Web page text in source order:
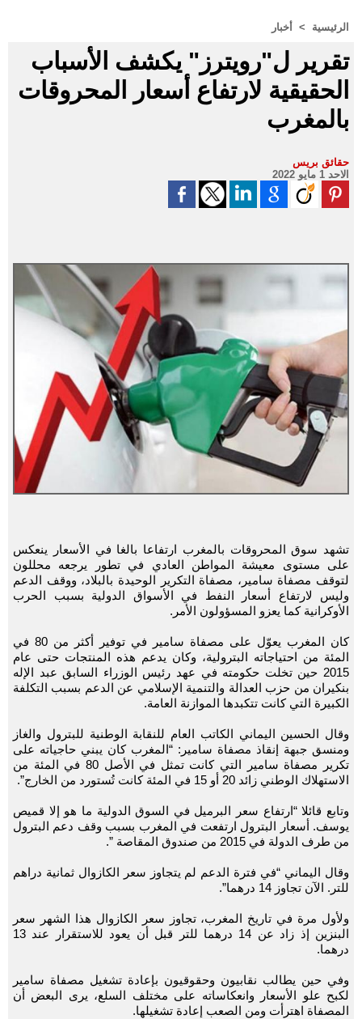
الرئيسية > أخبار
تقرير ل"رويترز" يكشف الأسباب
الحقيقية لارتفاع أسعار المحروقات
بالمغرب
حقائق بريس
الاحد 1 مايو 2022
تشهد سوق المحروقات بالمغرب ارتفاعا بالغا في الأسعار ينعكس
على مستوى معيشة المواطن العادي في تطور يرجعه محللون
لتوقف مصفاة سامير، مصفاة التكرير الوحيدة بالبلاد، ووقف الدعم
وليس لارتفاع أسعار النفط في الأسواق الدولية بسبب الحرب
الأوكرانية كما يعزو المسؤولون الأمر.
كان المغرب يعوّل على مصفاة سامير في توفير أكثر من 80 في
المئة من احتياجاته البترولية، وكان يدعم هذه المنتجات حتى عام
2015 حين تخلت حكومته في عهد رئيس الوزراء السابق عبد الإله
بنكيران من حزب العدالة والتنمية الإسلامي عن الدعم بسبب التكلفة
الكبيرة التي كانت تتكبدها الموازنة العامة.
وقال الحسين اليماني الكاتب العام للنقابة الوطنية للبترول والغاز
ومنسق جبهة إنقاذ مصفاة سامير: “المغرب كان يبني حاجياته على
تكرير مصفاة سامير التي كانت تمثل في الأصل 80 في المئة من
الاستهلاك الوطني زائد 20 أو 15 في المئة كانت تُستورد من الخارج”.
وتابع قائلا “ارتفاع سعر البرميل في السوق الدولية ما هو إلا قميص
يوسف. أسعار البترول ارتفعت في المغرب بسبب وقف دعم البترول
من طرف الدولة في 2015 من صندوق المقاصة ”.
وقال اليماني “في فترة الدعم لم يتجاوز سعر الكازوال ثمانية دراهم
للتر. الآن تجاوز 14 درهما”.
ولأول مرة في تاريخ المغرب، تجاوز سعر الكازوال هذا الشهر سعر
البنزين إذ زاد عن 14 درهما للتر قبل أن يعود للاستقرار عند 13
درهما.
وفي حين يطالب نقابيون وحقوقيون بإعادة تشغيل مصفاة سامير
لكبح علو الأسعار وانعكاساته على مختلف السلع، يرى البعض أن
المصفاة اهترأت ومن الصعب إعادة تشغيلها.